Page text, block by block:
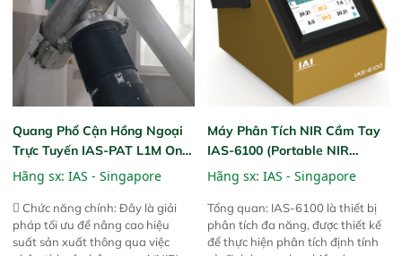
năng lặp lại tối ưu.
Quang Phổ Cận Hồng Ngoại
Trực Tuyến IAS-PAT L1M On-
Line NIR
Hãng sx: IAS - Singapore
 Chức năng chính: Đây là giải
pháp tối ưu để nâng cao hiệu
suất sản xuất thông qua việc
Máy Phân Tích NIR Cầm Tay
IAS-6100 (Portable NIR
Analyzer)
Hãng sx: IAS - Singapore
Tổng quan: IAS-6100 là thiết bị
phân tích đa năng, được thiết kế
để thực hiện phân tích định tính